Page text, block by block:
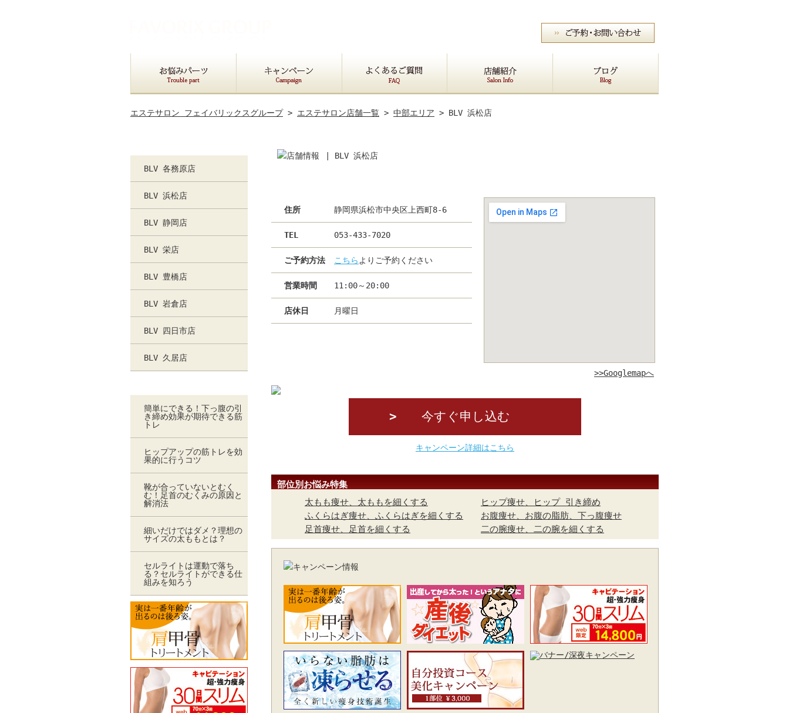
エステサロン フェイバリックスグループ> エステサロン店舗一覧 > 中部エリア > BLV 浜松店
BLV 各務原店
BLV 浜松店
BLV 静岡店
BLV 栄店
BLV 豊橋店
BLV 岩倉店
BLV 四日市店
BLV 久居店
簡単にできる！下っ腹の引
き締め効果が期待できる筋
トレ
ヒップアップの筋トレを効
果的に行うコツ
靴が合っていないとむく
む！足首のむくみの原因と
解消法
細いだけではダメ？理想の
サイズの太ももとは？
セルライトは運動で落ち
る？セルライトができる仕
組みを知ろう
BLV 浜松店
住所 静岡県浜松市中央区上西町8-6
TEL 053-433-7020
ご予約方法 こちらよりご予約ください
営業時間 11:00～20:00
店休日 月曜日
>>Googlemapへ
今すぐ申し込む
キャンペーン詳細はこちら
部位別お悩み特集
太もも痩せ、太ももを細くする
ふくらはぎ痩せ、ふくらはぎを細くする
足首痩せ、足首を細くする
ヒップ痩せ、ヒップ 引き締め
お腹痩せ、お腹の脂肪、下っ腹痩せ
二の腕痩せ、二の腕を細くする